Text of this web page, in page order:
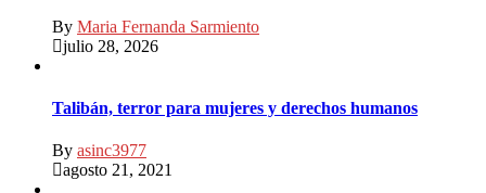
By Maria Fernanda Sarmiento
julio 28, 2026
Talibán, terror para mujeres y derechos humanos
By asinc3977
agosto 21, 2021